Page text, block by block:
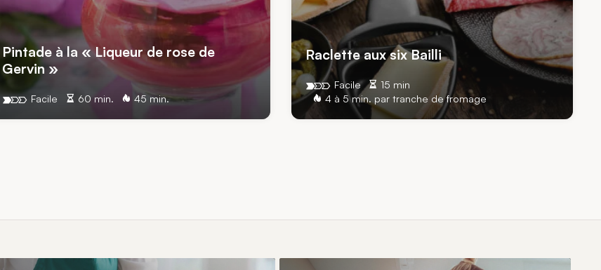
Pintade à la « Liqueur de rose de
Gervin »
60 min. 45 min.
Facile
Raclette aux six Bailli
15 min
4 à 5 min. par tranche de fromage
Facile